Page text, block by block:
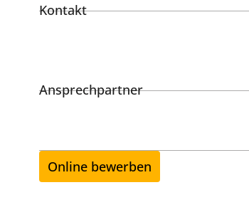
Kontakt
Ansprechpartner
Online bewerben